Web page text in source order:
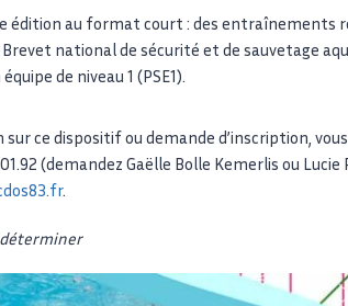
édition au format court : des entraînements
national de sécurité et de sauvetage
de niveau 1 (PSE1).
ce dispositif ou demande d’inscription,
(demandez Gaëlle Bolle Kemerlis ou Lucie
.
déterminer